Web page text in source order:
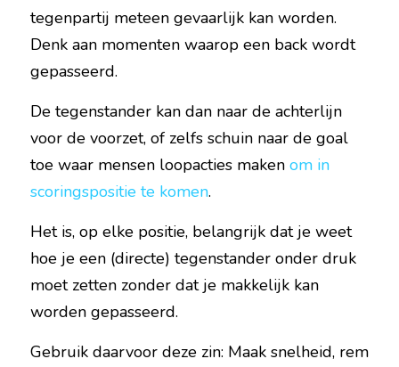
tegenpartij meteen gevaarlijk kan worden.
Denk aan momenten waarop een back wordt
gepasseerd.
De tegenstander kan dan naar de achterlijn
voor de voorzet, of zelfs schuin naar de goal
toe waar mensen loopacties maken om in
scoringspositie te komen.
Het is, op elke positie, belangrijk dat je weet
hoe je een (directe) tegenstander onder druk
moet zetten zonder dat je makkelijk kan
worden gepasseerd.
Gebruik daarvoor deze zin: Maak snelheid, rem